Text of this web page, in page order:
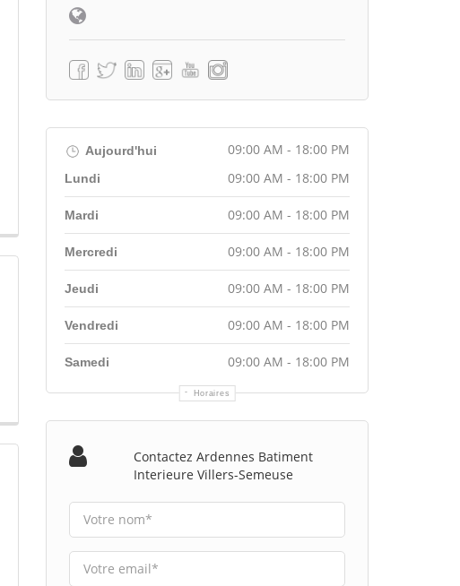
Aujourd'hui 09:00 AM - 18:00 PM
Horaires
Lundi 09:00 AM - 18:00 PM
Mardi 09:00 AM - 18:00 PM
Mercredi 09:00 AM - 18:00 PM
Jeudi 09:00 AM - 18:00 PM
Vendredi 09:00 AM - 18:00 PM
Samedi 09:00 AM - 18:00 PM
Contactez Ardennes Batiment
Interieure Villers-Semeuse